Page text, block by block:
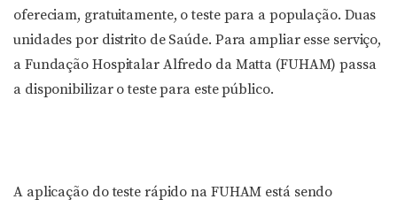
ofereciam, gratuitamente, o teste para a população. Duas
unidades por distrito de Saúde. Para ampliar esse serviço,
a Fundação Hospitalar Alfredo da Matta (FUHAM) passa
a disponibilizar o teste para este público.
A aplicação do teste rápido na FUHAM está sendo